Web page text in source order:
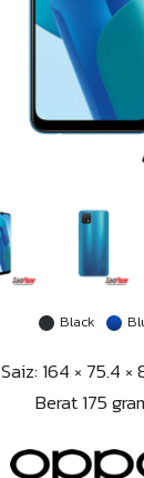
Black
Saiz: 164 × 75.4 ×
Berat 175